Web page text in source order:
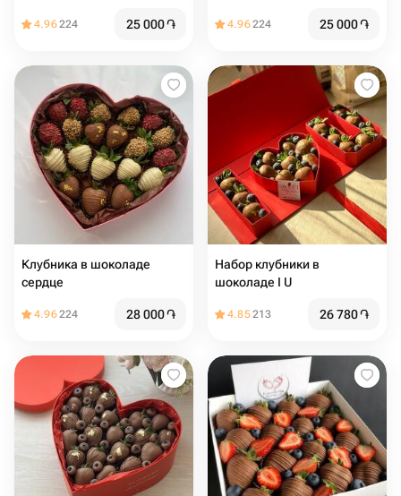
4.96224 25 000֏ 4.96224 25 000֏
Клубника в шоколаде
сердце
4.96224 28 000֏
Набор клубники в
шоколаде I ️U
4.85213 26 780֏